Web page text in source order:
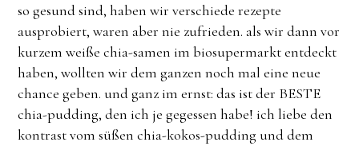
so gesund sind, haben wir verschiede rezepte
ausprobiert, waren aber nie zufrieden. als wir dann vor
kurzem weiße chia-samen im biosupermarkt entdeckt
haben, wollten wir dem ganzen noch mal eine neue
chance geben. und ganz im ernst: das ist der BESTE
chia-pudding, den ich je gegessen habe! ich liebe den
kontrast vom süßen chia-kokos-pudding und dem